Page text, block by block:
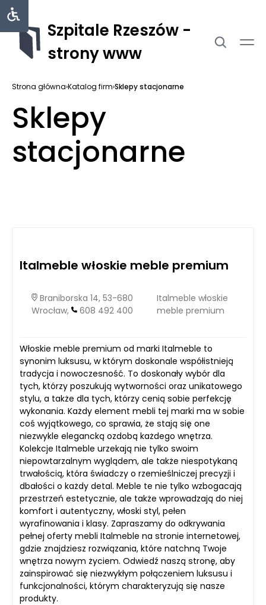
Szpitale Rzeszów -
strony www
Strona główna›Katalog firm›Sklepy stacjonarne
Sklepy
stacjonarne
Italmeble włoskie meble premium
Braniborska 14, 53-680
Wrocław,
608 492 400
Italmeble włoskie
meble premium
Włoskie meble premium od marki Italmeble to
synonim luksusu, w którym doskonale współistnieją
tradycja i nowoczesność. To doskonały wybór dla
tych, którzy poszukują wytworności oraz unikatowego
stylu, a także dla tych, którzy cenią sobie perfekcję
wykonania. Każdy element mebli tej marki ma w sobie
coś wyjątkowego, co sprawia, że stają się one
niezwykle elegancką ozdobą każdego wnętrza.
Kolekcje Italmeble urzekają nie tylko swoim
niepowtarzalnym wyglądem, ale także niespotykaną
trwałością, która świadczy o rzemieślniczej precyzji i
dbałości o każdy detal. Meble te nie tylko wzbogacają
przestrzeń estetycznie, ale także wprowadzają do niej
komfort i autentyczny, włoski styl, pełen
wyrafinowania i klasy. Zapraszamy do odkrywania
pełnej oferty mebli Italmeble na stronie internetowej,
gdzie znajdziesz rozwiązania, które natchną Twoje
wnętrza nowym życiem. Odwiedź naszą stronę, aby
zainspirować się niezwykłym połączeniem luksusu i
funkcjonalności, którym charakteryzują się nasze
produkty.